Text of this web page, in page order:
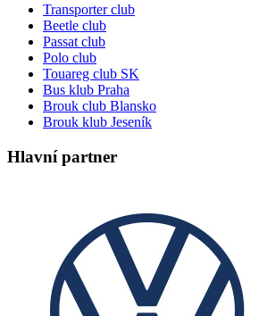
Transporter club
Beetle club
Passat club
Polo club
Touareg club SK
Bus klub Praha
Brouk club Blansko
Brouk klub Jeseník
Hlavní partner